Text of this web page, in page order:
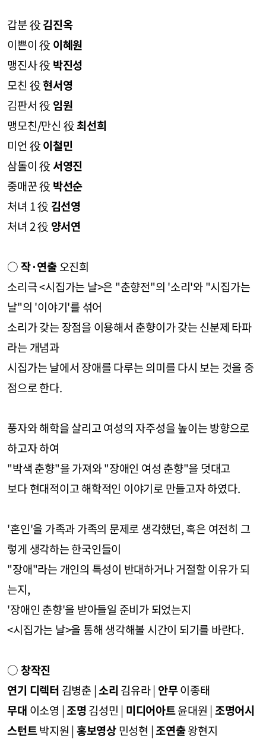
갑분 役김진옥
이쁜이 役 이혜원
맹진사 役 박진성
모친 役현서영
김판서 役 임원
맹모친/만신 役최선희
미언 役이철민
삼돌이 役서영진
중매꾼 役 박선순
처녀 1 役 김선영
처녀 2 役 양서연
○작·연출오진희
소리극 <시집가는 날>은 "춘향전"의 '소리'와 "시집가는
날"의 '이야기'를 섞어
소리가 갖는 장점을 이용해서 춘향이가 갖는 신분제 타파
라는 개념과
시집가는 날에서 장애를 다루는 의미를 다시 보는 것을 중
점으로 한다.
풍자와 해학을 살리고 여성의 자주성을 높이는 방향으로
하고자 하여
"박색 춘향"을 가져와 "장애인 여성 춘향"을 덧대고
보다 현대적이고 해학적인 이야기로 만들고자 하였다.
'혼인'을 가족과 가족의 문제로 생각했던, 혹은 여전히 그
렇게 생각하는 한국인들이
"장애"라는 개인의 특성이 반대하거나 거절할 이유가 되
는지,
'장애인 춘향'을 받아들일 준비가 되었는지
<시집가는 날>을 통해 생각해볼 시간이 되기를 바란다.
○ 창작진
연기 디렉터 김병춘 |소리 김유라 | 안무이종태
무대 이소영 |조명 김성민 | 미디어아트윤대원 | 조명어시
스턴트박지원 | 홍보영상민성현 |조연출왕현지